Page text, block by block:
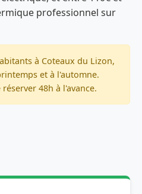
professionnel sur
à Coteaux du Lizon,
et à l'automne.
48h à l'avance.